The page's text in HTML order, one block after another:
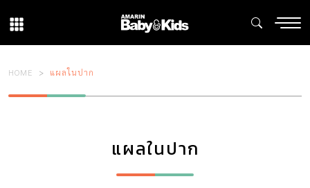
HOME แผลในปาก
แผลในปาก